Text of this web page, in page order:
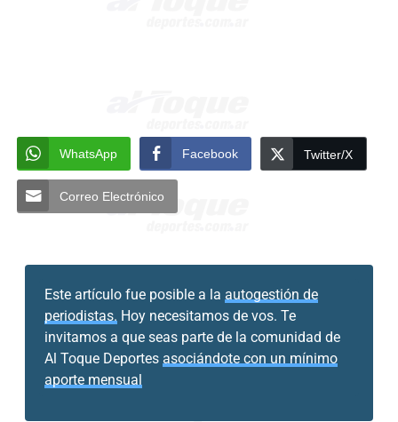
WhatsApp Facebook Twitter/X
Correo Electrónico
Este artículo fue posible a la autogestión de
periodistas. Hoy necesitamos de vos. Te
invitamos a que seas parte de la comunidad de
Al Toque Deportes asociándote con un mínimo
aporte mensual